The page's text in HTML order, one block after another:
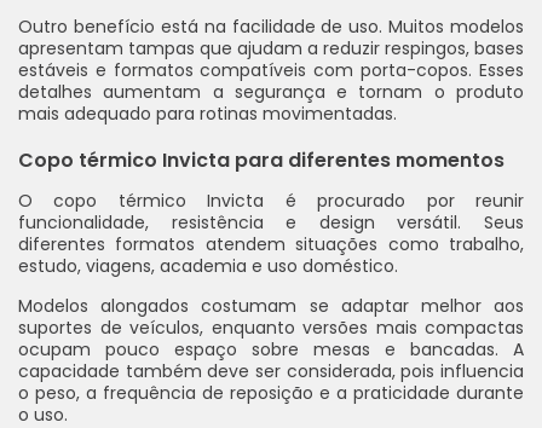
Outro benefício está na facilidade de uso. Muitos modelos
apresentam tampas que ajudam a reduzir respingos, bases
estáveis e formatos compatíveis com porta-copos. Esses
detalhes aumentam a segurança e tornam o produto
mais adequado para rotinas movimentadas.
Copo térmico Invicta para diferentes momentos
O copo térmico Invicta é procurado por reunir
funcionalidade, resistência e design versátil. Seus
diferentes formatos atendem situações como trabalho,
estudo, viagens, academia e uso doméstico.
Modelos alongados costumam se adaptar melhor aos
suportes de veículos, enquanto versões mais compactas
ocupam pouco espaço sobre mesas e bancadas. A
capacidade também deve ser considerada, pois influencia
o peso, a frequência de reposição e a praticidade durante
o uso.